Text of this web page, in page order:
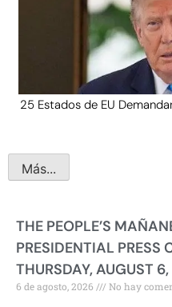
25 Estados de EU
Más...
THE PEOPLE’S
PRESIDENTIAL PRESS
THURSDAY, AUGUST
6 de agosto, 2026 No hay